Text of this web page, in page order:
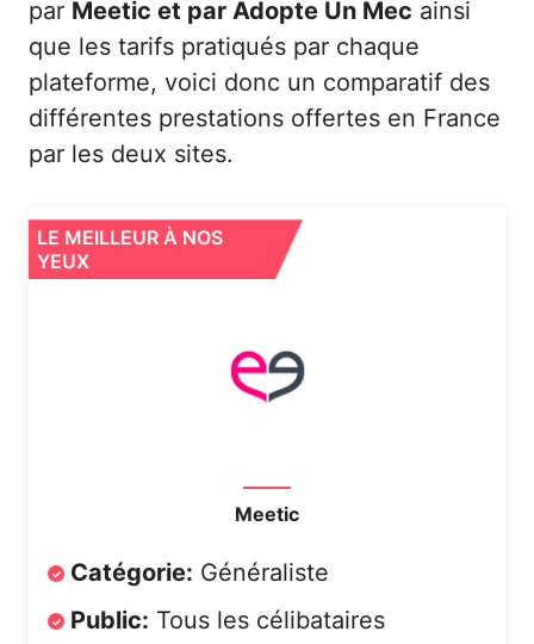
par Meetic et par Adopte Un Mec ainsi
que les tarifs pratiqués par chaque
plateforme, voici donc un comparatif des
différentes prestations offertes en France
par les deux sites.
LE MEILLEUR À NOS
YEUX
Meetic
Catégorie: Généraliste
Public: Tous les célibataires